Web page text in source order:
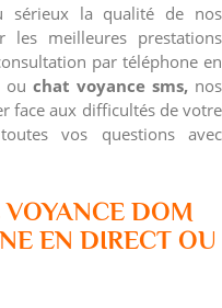
la qualité de nos
meilleures prestations
par téléphone en
ou chat voyance sms, nos
face aux difficultés de votre
vos questions avec
DOM
EN DIRECT OU